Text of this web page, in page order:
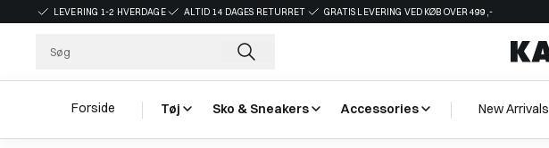
LEVERING 1-2 HVERDAGE ALTID 14 DAGES RETURRET GRATIS LEVERING VED KØB OVER 499,-
Forside Tøj Sko & Sneakers Accessories New Arrivals